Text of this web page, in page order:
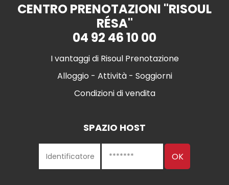
CENTRO PRENOTAZIONI "RISOUL
RÉSA"
04 92 46 10 00
I vantaggi di Risoul Prenotazione
Alloggio - Attività - Soggiorni
Condizioni di vendita
SPAZIO HOST